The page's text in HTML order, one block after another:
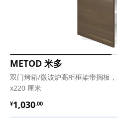
METOD 米多
双门烤箱/微波炉高柜框架带搁板
x220 厘米
¥1,030.00
¥ 1030.00